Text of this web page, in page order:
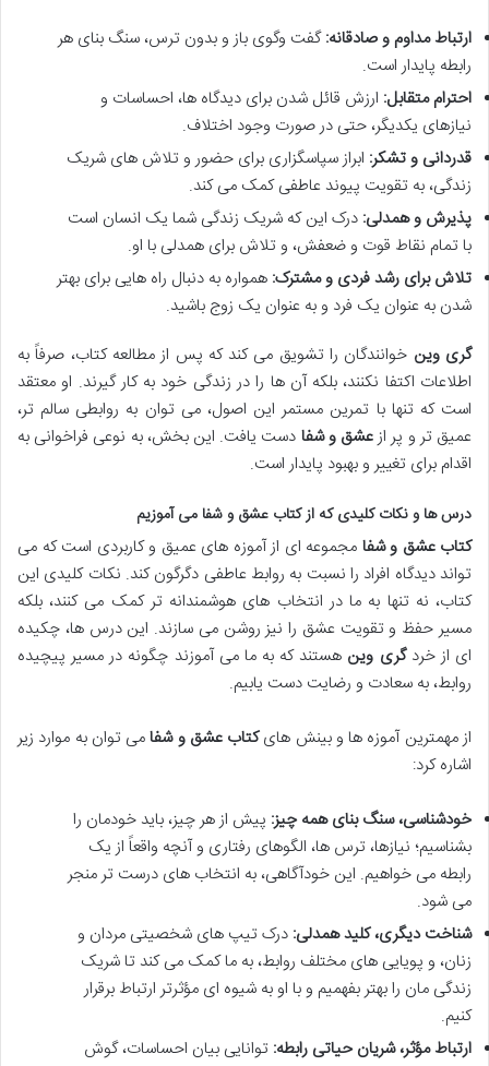
ارتباط مداوم و صادقانه:گفت وگوی باز و بدون ترس، سنگ بنای هر
رابطه پایدار است.
احترام متقابل: ارزش قائل شدن برای دیدگاه ها، احساسات و
نیازهای یکدیگر، حتی در صورت وجود اختلاف.
قدردانی و تشکر: ابراز سپاسگزاری برای حضور و تلاش های شریک
زندگی، به تقویت پیوند عاطفی کمک می کند.
پذیرش و همدلی: درک این که شریک زندگی شما یک انسان است
با تمام نقاط قوت و ضعفش، و تلاش برای همدلی با او.
تلاش برای رشد فردی و مشترک: همواره به دنبال راه هایی برای بهتر
شدن به عنوان یک فرد و به عنوان یک زوج باشید.
گری وین خوانندگان را تشویق می کند که پس از مطالعه کتاب، صرفاً به
اطلاعات اکتفا نکنند، بلکه آن ها را در زندگی خود به کار گیرند. او معتقد
است که تنها با تمرین مستمر این اصول، می توان به روابطی سالم تر،
عمیق تر و پر ازعشق و شفا دست یافت. این بخش، به نوعی فراخوانی به
اقدام برای تغییر و بهبود پایدار است.
درس ها و نکات کلیدی که ازکتاب عشق و شفا می آموزیم
کتاب عشق و شفا مجموعه ای از آموزه های عمیق و کاربردی است که می
تواند دیدگاه افراد را نسبت به روابط عاطفی دگرگون کند. نکات کلیدی این
کتاب، نه تنها به ما در انتخاب های هوشمندانه تر کمک می کنند، بلکه
مسیر حفظ و تقویت عشق را نیز روشن می سازند. این درس ها، چکیده
ای از خردگری وین هستند که به ما می آموزند چگونه در مسیر پیچیده
روابط، به سعادت و رضایت دست یابیم.
از مهمترین آموزه ها و بینش هایکتاب عشق و شفامی توان به موارد زیر
اشاره کرد:
خودشناسی، سنگ بنای همه چیز: پیش از هر چیز، باید خودمان را
بشناسیم؛ نیازها، ترس ها، الگوهای رفتاری و آنچه واقعاً از یک
رابطه می خواهیم. این خودآگاهی، به انتخاب های درست تر منجر
می شود.
شناخت دیگری، کلید همدلی: درک تیپ های شخصیتی مردان و
زنان، و پویایی های مختلف روابط، به ما کمک می کند تا شریک
زندگی مان را بهتر بفهمیم و با او به شیوه ای مؤثرتر ارتباط برقرار
کنیم.
ارتباط مؤثر، شریان حیاتی رابطه: توانایی بیان احساسات، گوش